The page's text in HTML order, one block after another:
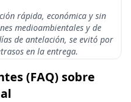
rápida, económica y sin
medioambientales y de
de antelación, se evitó por
en la entrega.
(FAQ) sobre